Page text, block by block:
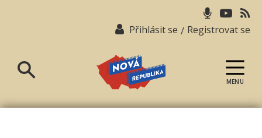
Přihlásit se / Registrovat se
republika
MENU